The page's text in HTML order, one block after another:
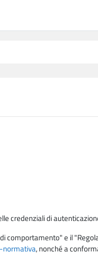
credenziali di
e il
, nonché a